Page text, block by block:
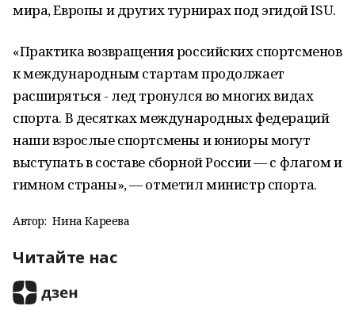
мира, Европы и других турнирах под эгидой ISU.
«Практика возвращения российских спортсменов
к международным стартам продолжает
расширяться - лед тронулся во многих видах
спорта. В десятках международных федераций
наши взрослые спортсмены и юниоры могут
выступать в составе сборной России — с флагом и
гимном страны», — отметил министр спорта.
Автор: Нина Кареева
Читайте нас